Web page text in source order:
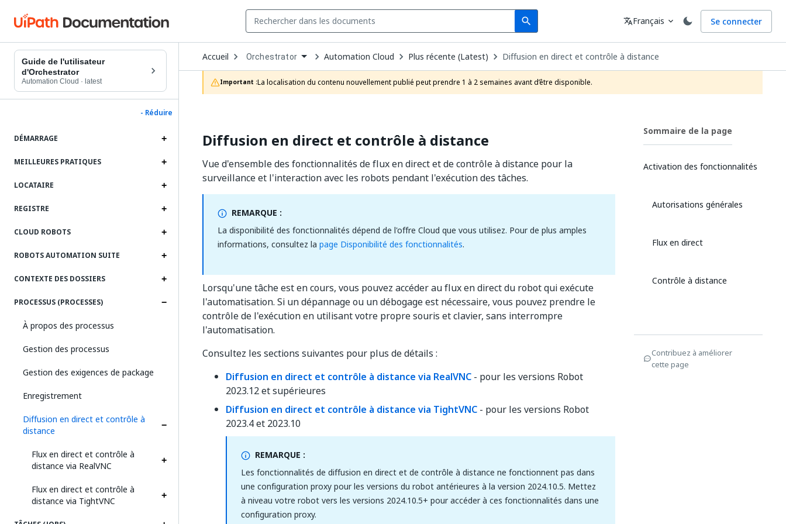
search
Search Langue
translateFrançais expand_more Se connecter
Guide de l'utilisateur
d'Orchestrator
Automation Cloud · latest
- Réduire
DÉMARRAGE
MEILLEURES PRATIQUES
LOCATAIRE
REGISTRE
CLOUD ROBOTS
ROBOTS AUTOMATION SUITE
CONTEXTE DES DOSSIERS
PROCESSUS (PROCESSES)
À propos des processus
Gestion des processus
Gestion des exigences de package
Enregistrement
Diffusion en direct et contrôle à
distance
Flux en direct et contrôle à
distance via RealVNC
Flux en direct et contrôle à
distance via TightVNC
Accueil Open
Dropdown
to
choose
product
Orchestrator Automation Cloud Plus récente (Latest) Diffusion en direct et contrôle à distance
Important :La localisation du contenu nouvellement publié peut prendre 1 à 2 semaines avant d’être disponible.
Diffusion en direct et contrôle à distance
Vue d'ensemble des fonctionnalités de flux en direct et de contrôle à distance pour la
surveillance et l'interaction avec les robots pendant l'exécution des tâches.
REMARQUE :
La disponibilité des fonctionnalités dépend de l'offre Cloud que vous utilisez. Pour de plus amples
informations, consultez la page Disponibilité des fonctionnalités.
Lorsqu'une tâche est en cours, vous pouvez accéder au flux en direct du robot qui exécute
l'automatisation. Si un dépannage ou un débogage est nécessaire, vous pouvez prendre le
contrôle de l'exécution en utilisant votre propre souris et clavier, sans interrompre
l'automatisation.
Consultez les sections suivantes pour plus de détails :
Diffusion en direct et contrôle à distance via RealVNC - pour les versions Robot
2023.12 et supérieures
Diffusion en direct et contrôle à distance via TightVNC - pour les versions Robot
2023.4 et 2023.10
REMARQUE :
Les fonctionnalités de diffusion en direct et de contrôle à distance ne fonctionnent pas dans
une configuration proxy pour les versions du robot antérieures à la version 2024.10.5. Mettez
à niveau votre robot vers les versions 2024.10.5+ pour accéder à ces fonctionnalités dans une
configuration proxy.
Sommaire de la page
Activation des fonctionnalités
Autorisations générales
Flux en direct
Contrôle à distance
Contribuez à améliorer
cette page